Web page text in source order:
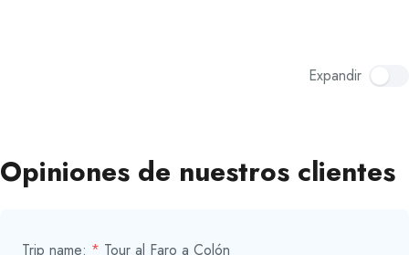
Expandir
Opiniones de nuestros clientes
Trip name: * Tour al Faro a Colón